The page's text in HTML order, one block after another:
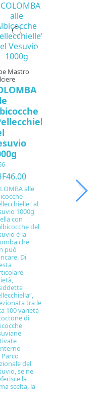
ai limoni di Amalfi e
Out-of-Stock
Mastro
alle
al
1000g
con
del
è la
che
può
Di
tra le
100 varietà
di
del
se ne
la
scelta, la